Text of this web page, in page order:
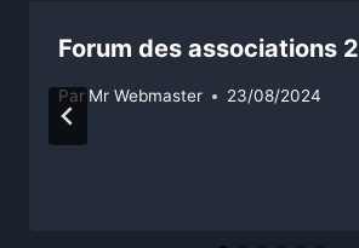
Forum des associations
Par Mr Webmaster 23/08/2024